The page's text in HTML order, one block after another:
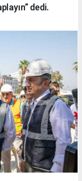
dedi.